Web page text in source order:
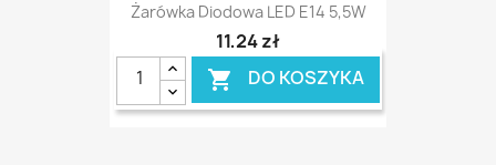
Żarówka Diodowa LED E14 5,5W
11,24 zł
 DO KOSZYKA